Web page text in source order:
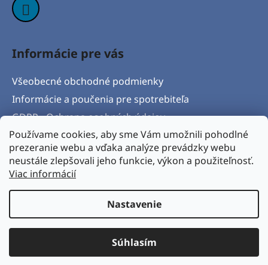
Používame cookies, aby sme Vám umožnili pohodlné
prezeranie webu a vďaka analýze prevádzky webu
neustále zlepšovali jeho funkcie, výkon a použiteľnosť.
Viac informácií
Nastavenie
Súhlasím
Informácie pre vás
Všeobecné obchodné podmienky
Informácie a poučenia pre spotrebiteľa
GDPR - Ochrana osobných údajov
Formulár na odstúpenie od zmluvy
Postup pri vytknutí vady produktu a Reklamačný
protokol
Vytvoril Shoptet& Verteco.sk
BICYKLORAJ s.r.o.
vyhradené.Upraviť nastavenie cookies